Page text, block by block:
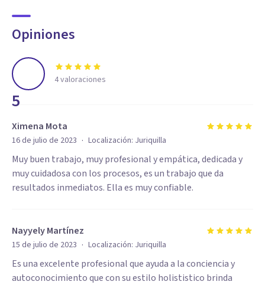
Opiniones
5
4valoraciones
Ximena Mota
16 de julio de 2023 · Localización: Juriquilla
Muy buen trabajo, muy profesional y empática, dedicada y
muy cuidadosa con los procesos, es un trabajo que da
resultados inmediatos. Ella es muy confiable.
Nayyely Martínez
15 de julio de 2023 · Localización: Juriquilla
Es una excelente profesional que ayuda a la conciencia y
autoconocimiento que con su estilo holististico brinda